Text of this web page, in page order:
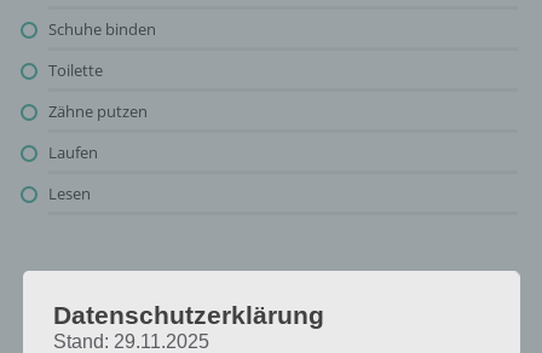
Schuhe binden
Toilette
Zähne putzen
Laufen
Lesen
Dabei brauchen Kinder Hilfe: Lösung für
94%Datenschutzerklärung
Stand: 29.11.2025